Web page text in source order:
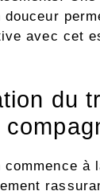
avec cet
du
à